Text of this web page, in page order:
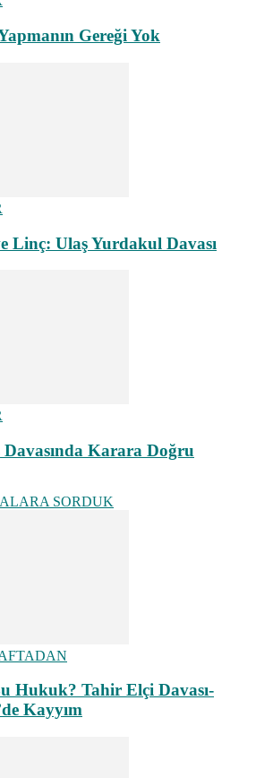
Gereği Yok
Linç: Ulaş Yurdakul Davası
Davasında Karara Doğru
SORDUK
Hukuk? Tahir Elçi Davası-
Kayyım